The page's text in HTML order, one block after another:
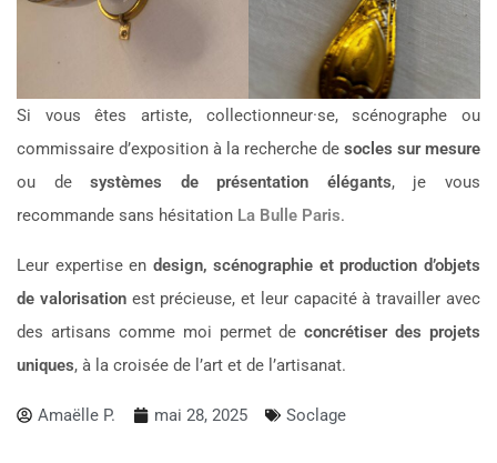
Si vous êtes artiste, collectionneur·se, scénographe ou
commissaire d’exposition à la recherche de socles sur mesure
ou desystèmes de présentation élégants, je vous
recommande sans hésitation La Bulle Paris.
Leur expertise en design, scénographie et production d’objets
de valorisationest précieuse, et leur capacité à travailler avec
des artisans comme moi permet deconcrétiser des projets
uniques, à la croisée de l’art et de l’artisanat.
Amaëlle P. mai 28, 2025 Soclage